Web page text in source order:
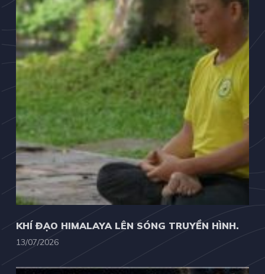
KHÍ ĐẠO HIMALAYA LÊN SÓNG TRUYỀN HÌNH.
13/07/2026